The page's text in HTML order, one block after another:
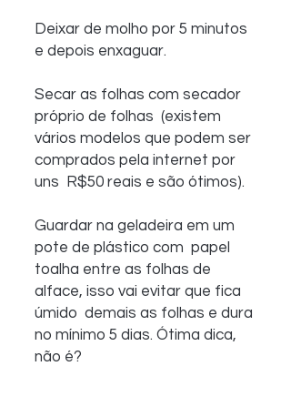
Deixar de molho por 5 minutos
e depois enxaguar.
Secar as folhas com secador
próprio de folhas  (existem
vários modelos que podem ser
comprados pela internet por
uns  R$50 reais e são ótimos).
Guardar na geladeira em um
pote de plástico com  papel
toalha entre as folhas de
alface, isso vai evitar que fica
úmido  demais as folhas e dura
no mínimo 5 dias. Ótima dica,
não é?